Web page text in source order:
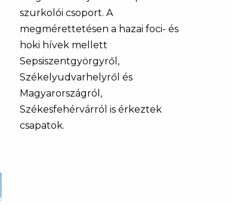
szurkolói csoport. A
megmérettetésen a hazai foci- és
hoki hívek mellett
Sepsiszentgyörgyről,
Székelyudvarhelyről és
Magyarországról,
Székesfehérvárról is érkeztek
csapatok.